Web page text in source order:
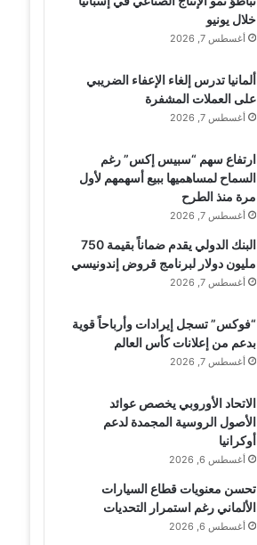
خلال يونيو
أغسطس 7, 2026
ألمانيا تدرس إلغاء الإعفاء الضريبي
على العملات المشفرة
أغسطس 7, 2026
ارتفاع سهم “سبيس إكس” رغم
السماح لمساهميها ببيع أسهمهم لأول
مرة منذ الطرح
أغسطس 7, 2026
البنك الدولي يقدم ضماناً بقيمة 750
مليون دولار لبرنامج قروض إندونيسي
أغسطس 7, 2026
“فوكس” تسجل إيرادات وأرباحاً قوية
بدعم من إعلانات كأس العالم
أغسطس 7, 2026
الاتحاد الأوروبي يخصص عوائد
الأصول الروسية المجمدة لدعم
أوكرانيا
أغسطس 6, 2026
تحسن معنويات قطاع السيارات
الألماني رغم استمرار التحديات
أغسطس 6, 2026